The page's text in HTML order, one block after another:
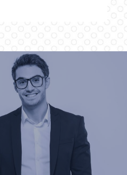
de la Especialización de Derecho